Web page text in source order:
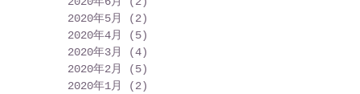
2020年5月
(2)
2020年4月
(5)
2020年3月
(4)
2020年2月
(5)
2020年1月
(2)